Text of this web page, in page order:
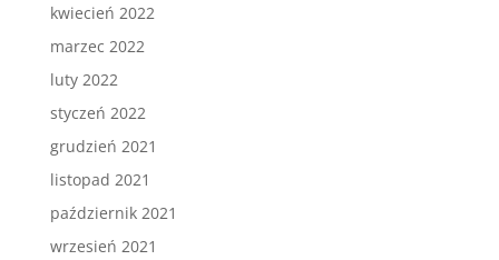
kwiecień 2022
marzec 2022
luty 2022
styczeń 2022
grudzień 2021
listopad 2021
październik 2021
wrzesień 2021